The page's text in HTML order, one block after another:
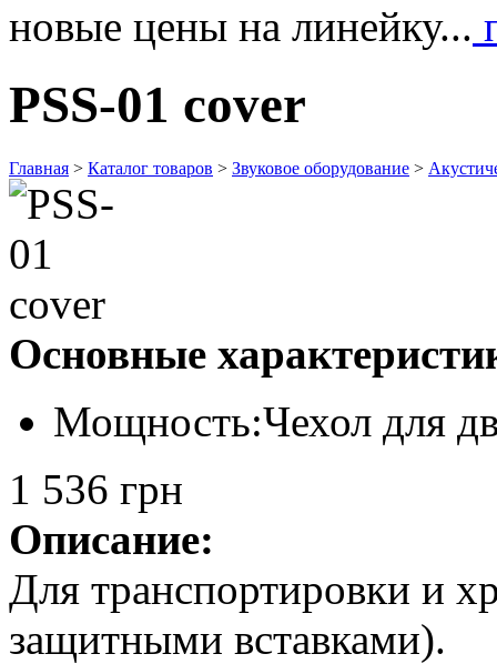
новые цены на линейку...
PSS-01 cover
Главная > Каталог товаров > Звуковое оборудование >
Основные
Мощность:Чехол для
1 536 грн
Описание:
Для транспортировки и
защитными вставками).